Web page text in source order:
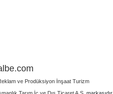
ve Prodüksiyon İnşaat Turizm